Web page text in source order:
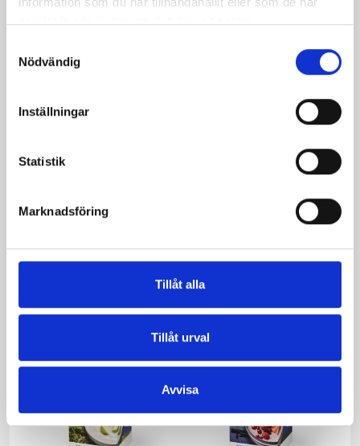
samlat in när du har använt deras tjänster.
Nödvändig
Inställningar
Statistik
Marknadsföring
Tillåt alla
Tillåt urval
Avvisa
1,5% laktosfri 3dl
Jordgubbsfil 2,7%